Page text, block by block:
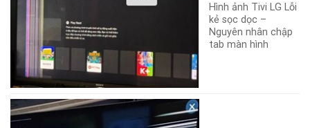
Hình ảnh Tivi LG Lỗi
kẻ sọc dọc –
Nguyên nhân chập
tab màn hình